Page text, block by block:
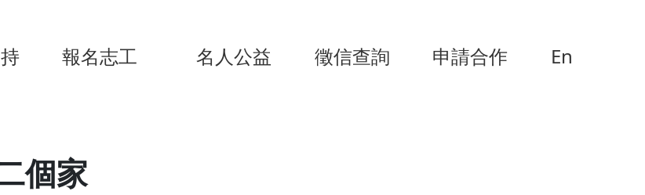
報名志工 名人公益 徵信查詢 申請合作 En
個家